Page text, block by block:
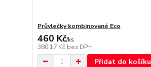
Průvlečky kombinované Eco
460 Kč/ks
380,17 Kč bez DPH
Přidat do košíku